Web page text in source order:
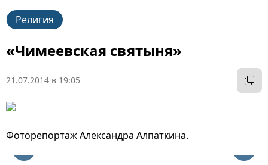
Религия
«Чимеевская святыня»
21.07.2014 в 19:05
Фоторепортаж Александра Алпаткина.